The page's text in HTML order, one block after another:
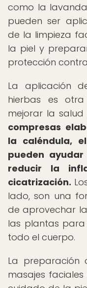
como la
pueden ser
de la limpieza
la piel y
protección
La aplicación
hierbas es
mejorar la
compresas
la caléndula,
pueden
reducir la
cicatrización.
lado, son una
de aprovechar
las plantas
todo el cuerpo.
La preparación
masajes